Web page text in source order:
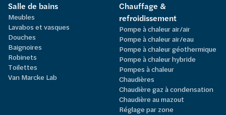
Salle de bains
Meubles
Lavabos et vasques
Douches
Baignoires
Robinets
Toilettes
Van Marcke Lab
Chauffage &
refroidissement
Pompe à chaleur air/air
Pompe à chaleur air/eau
Pompe à chaleur géothermique
Pompe à chaleur hybride
Pompes à chaleur
Chaudières
Chaudière gaz à condensation
Chaudière au mazout
Réglage par zone